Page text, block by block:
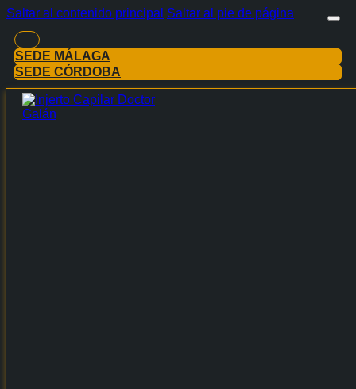
Saltar al contenido principal Saltar al pie de página
SEDE MÁLAGA
SEDE CÓRDOBA